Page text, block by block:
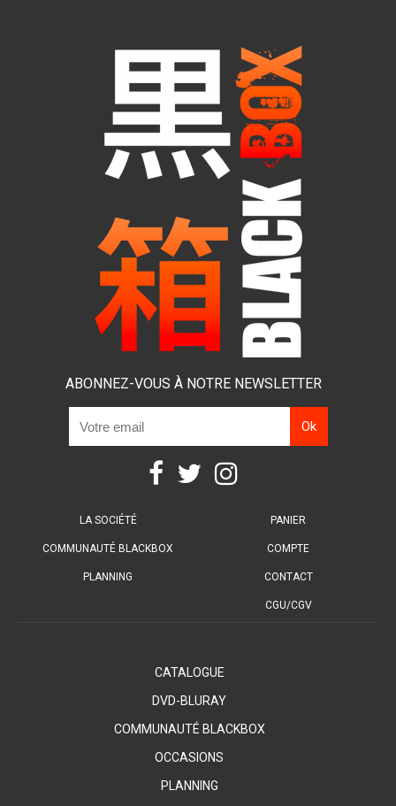
ABONNEZ-VOUS À NOTRE NEWSLETTER
LA SOCIÉTÉ
COMMUNAUTÉ BLACKBOX
PLANNING
PANIER
COMPTE
CONTACT
CGU/CGV
CATALOGUE
DVD-BLURAY
COMMUNAUTÉ BLACKBOX
OCCASIONS
PLANNING